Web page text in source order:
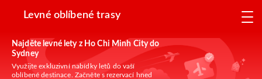
Levné oblíbené trasy
Najděte levné lety z Ho Chi Minh City do
Sydney
Využijte exkluzivní nabídky letů do vaší
oblíbené destinace. Začněte s rezervací hned